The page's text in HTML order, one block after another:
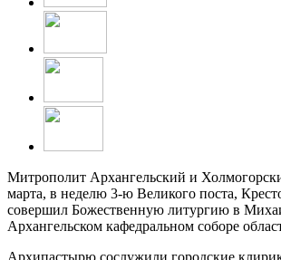
Митрополит Архангельский и
марта, в неделю 3-ю Великого поста,
совершил Божественную литургию в
Архангельском кафедральном соборе
Архипастырю сослужили городские